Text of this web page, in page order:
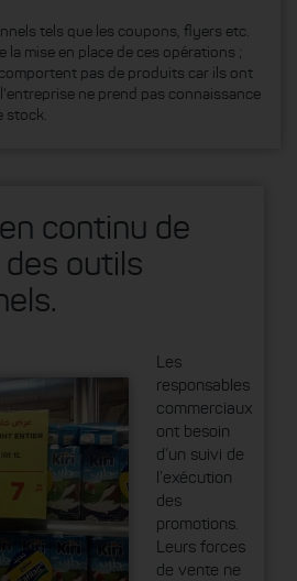
tels que les coupons, flyers etc.
la mise en place de ces opérations ;
pas de produits car ils ont
ne prend pas connaissance
stock.
continu de
outils
Les
responsables
commerciaux
ont besoin
d’un suivi de
l’exécution
des
promotions.
Leurs forces
de vente ne